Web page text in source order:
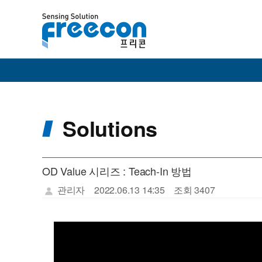
Solutions
OD Value 시리즈 : Teach-In 방법
관리자 2022.06.13 14:35 조회 3407